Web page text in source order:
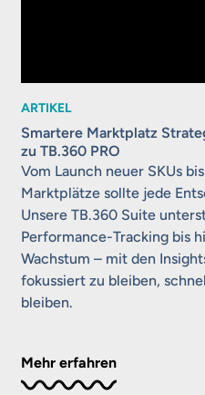
ARTIKEL
Smartere Marktplatz
zu TB.360 PRO
Vom Launch neuer SKUs
Marktplätze sollte jede
Unsere TB.360 Suite
Performance-Tracking bis
Wachstum – mit den
fokussiert zu bleiben,
bleiben.
Mehr erfahren